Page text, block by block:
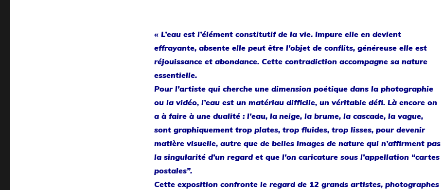
« L’eau est l’élément constitutif de la vie. Impure elle en devient
effrayante, absente elle peut être l’objet de conflits, généreuse elle est
réjouissance et abondance. Cette contradiction accompagne sa nature
essentielle.
Pour l’artiste qui cherche une dimension poétique dans la photographie
ou la vidéo, l’eau est un matériau difficile, un véritable défi. Là encore on
a à faire à une dualité : l’eau, la neige, la brume, la cascade, la vague,
sont graphiquement trop plates, trop fluides, trop lisses, pour devenir
matière visuelle, autre que de belles images de nature qui n’affirment pas
la singularité d’un regard et que l’on caricature sous l’appellation “cartes
postales”.
Cette exposition confronte le regard de 12 grands artistes, photographes